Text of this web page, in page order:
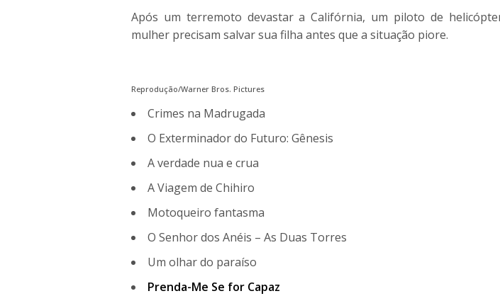
Após um terremoto devastar a Califórnia, um piloto de
mulher precisam salvar sua filha antes que a situação piore.
Reprodução/Warner Bros. Pictures
Crimes na Madrugada
O Exterminador do Futuro: Gênesis
A verdade nua e crua
A Viagem de Chihiro
Motoqueiro fantasma
O Senhor dos Anéis – As Duas Torres
Um olhar do paraíso
Prenda-Me Se for Capaz